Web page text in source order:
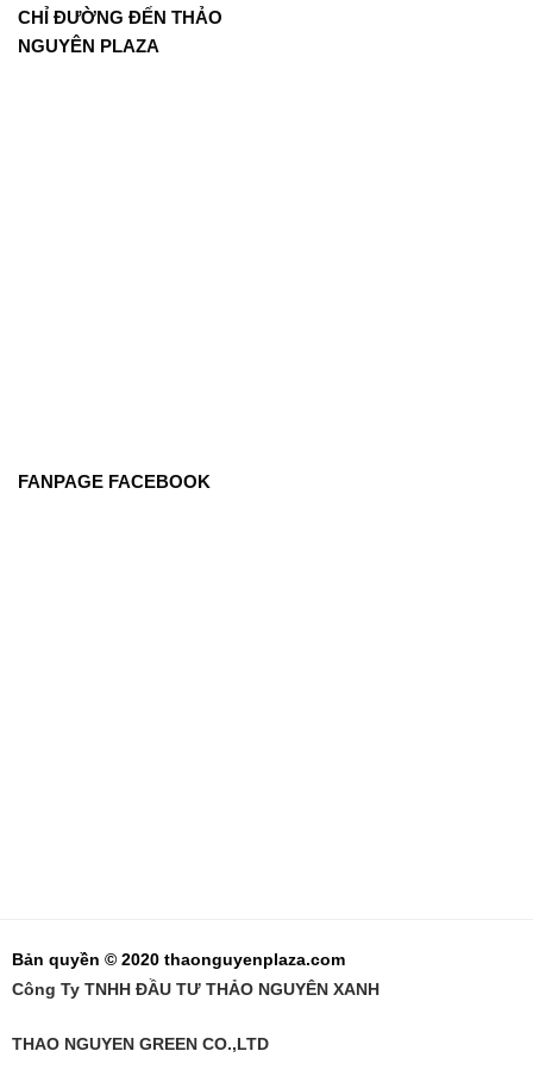
CHỈ ĐƯỜNG ĐẾN THẢO
NGUYÊN PLAZA
FANPAGE FACEBOOK
Bản quyền © 2020 thaonguyenplaza.com
Công Ty TNHH ĐẦU TƯ THẢO NGUYÊN XANH
THAO NGUYEN GREEN CO.,LTD